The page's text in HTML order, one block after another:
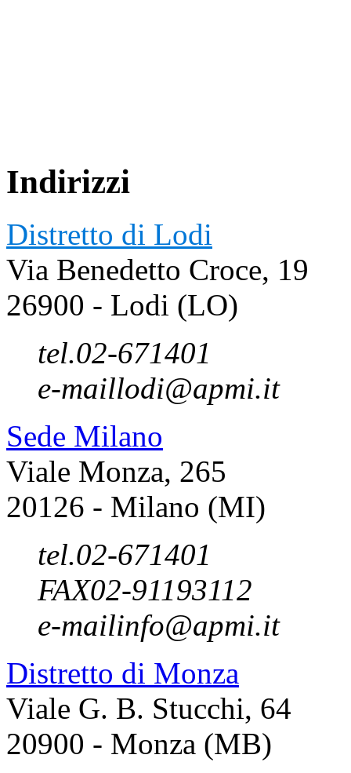
Indirizzi
Distretto di Lodi
Via Benedetto Croce, 19
26900 - Lodi (LO)
tel.02-671401
e-maillodi@apmi.it
Sede Milano
Viale Monza, 265
20126 - Milano (MI)
tel.02-671401
FAX02-91193112
e-mailinfo@apmi.it
Distretto di Monza
Viale G. B. Stucchi, 64
20900 - Monza (MB)